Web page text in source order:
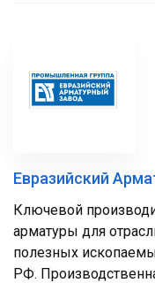
Евразийский
Ключевой
арматуры для
полезных
РФ.